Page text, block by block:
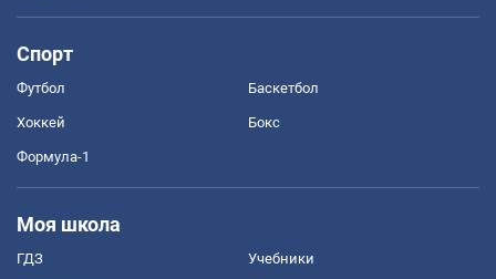
Спорт
Футбол Баскетбол
Хоккей Бокс
Формула-1
Моя школа
ГДЗ Учебники